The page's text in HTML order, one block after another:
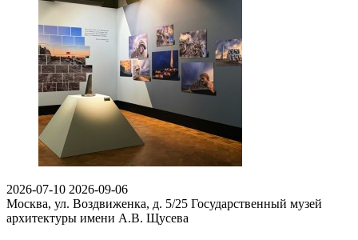
2026-07-10 2026-09-06
Москва, ул. Воздвиженка, д. 5/25 Государственный музей
архитектуры имени А.В. Щусева